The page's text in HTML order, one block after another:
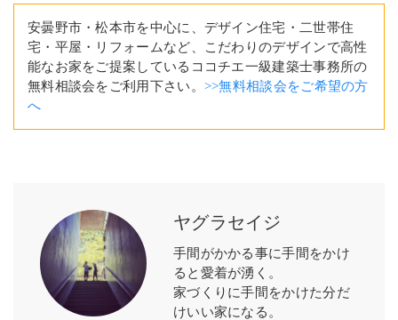
安曇野市・松本市を中心に、デザイン住宅・二世帯住
宅・平屋・リフォームなど、こだわりのデザインで高性
能なお家をご提案しているココチエ一級建築士事務所の
無料相談会をご利用下さい。 >>無料相談会をご希望の方
へ
ヤグラセイジ
手間がかかる事に手間をかけ
ると愛着が湧く。
家づくりに手間をかけた分だ
けいい家になる。